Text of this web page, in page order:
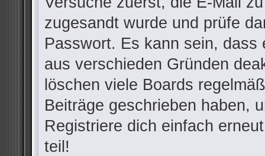
zugesandt wurde und prüfe
Passwort. Es kann sein, dass
aus verschieden Gründen
löschen viele Boards
Beiträge geschrieben haben,
Registriere dich einfach
teil!